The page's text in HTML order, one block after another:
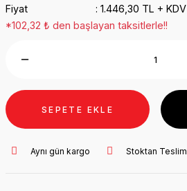
Fiyat
1.446,30 TL + KDV
*102,32 ₺ den başlayan taksitlerle!!
SEPETE EKLE
Aynı gün kargo Stoktan Teslim